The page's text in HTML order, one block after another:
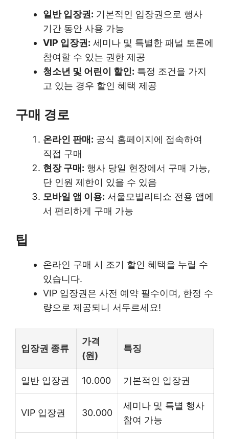
일반 입장권: 기본적인 입장권으로 행사
기간 동안 사용 가능
VIP 입장권: 세미나 및 특별한 패널 토론에
참여할 수 있는 권한 제공
청소년 및 어린이 할인: 특정 조건을 가지
고 있는 경우 할인 혜택 제공
구매 경로
온라인 판매: 공식 홈페이지에 접속하여
직접 구매
현장 구매: 행사 당일 현장에서 구매 가능,
단 인원 제한이 있을 수 있음
모바일 앱 이용: 서울모빌리티쇼 전용 앱에
서 편리하게 구매 가능
팁
온라인 구매 시 조기 할인 혜택을 누릴 수
있습니다.
VIP 입장권은 사전 예약 필수이며, 한정 수
량으로 제공되니 서두르세요!
입장권 종류
가격
(원)
특징
일반 입장권 10.000 기본적인 입장권
VIP 입장권 30.000
세미나 및 특별 행사
참여 가능